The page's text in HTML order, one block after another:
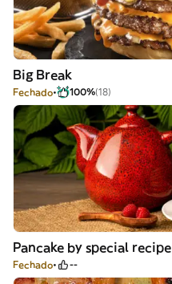
Big Break
Fechado 100%(18)
Pancake by special recipe
Fechado --